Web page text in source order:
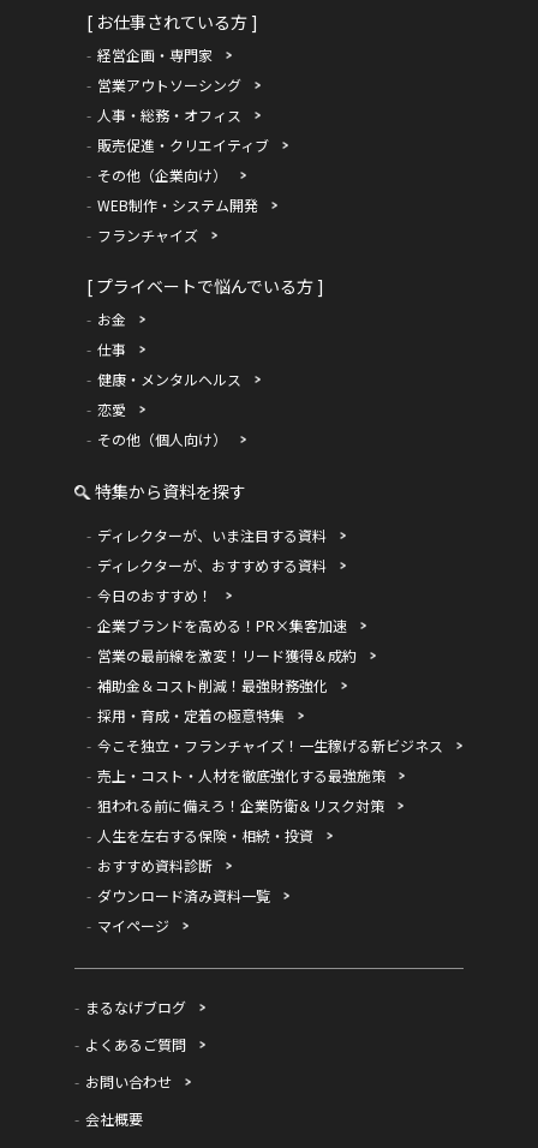
[ お仕事されている方 ]
経営企画・専門家
営業アウトソーシング
人事・総務・オフィス
販売促進・クリエイティブ
その他（企業向け）
WEB制作・システム開発
フランチャイズ
[ プライベートで悩んでいる方 ]
お金
仕事
健康・メンタルヘルス
恋愛
その他（個人向け）
特集から資料を探す
ディレクターが、いま注目する資料
ディレクターが、おすすめする資料
今日のおすすめ！
企業ブランドを高める！PR×集客加速
営業の最前線を激変！リード獲得＆成約
補助金＆コスト削減！最強財務強化
採用・育成・定着の極意特集
今こそ独立・フランチャイズ！一生稼げる新ビジネス
売上・コスト・人材を徹底強化する最強施策
狙われる前に備えろ！企業防衛＆リスク対策
人生を左右する保険・相続・投資
おすすめ資料診断
ダウンロード済み資料一覧
マイページ
まるなげブログ
よくあるご質問
お問い合わせ
会社概要